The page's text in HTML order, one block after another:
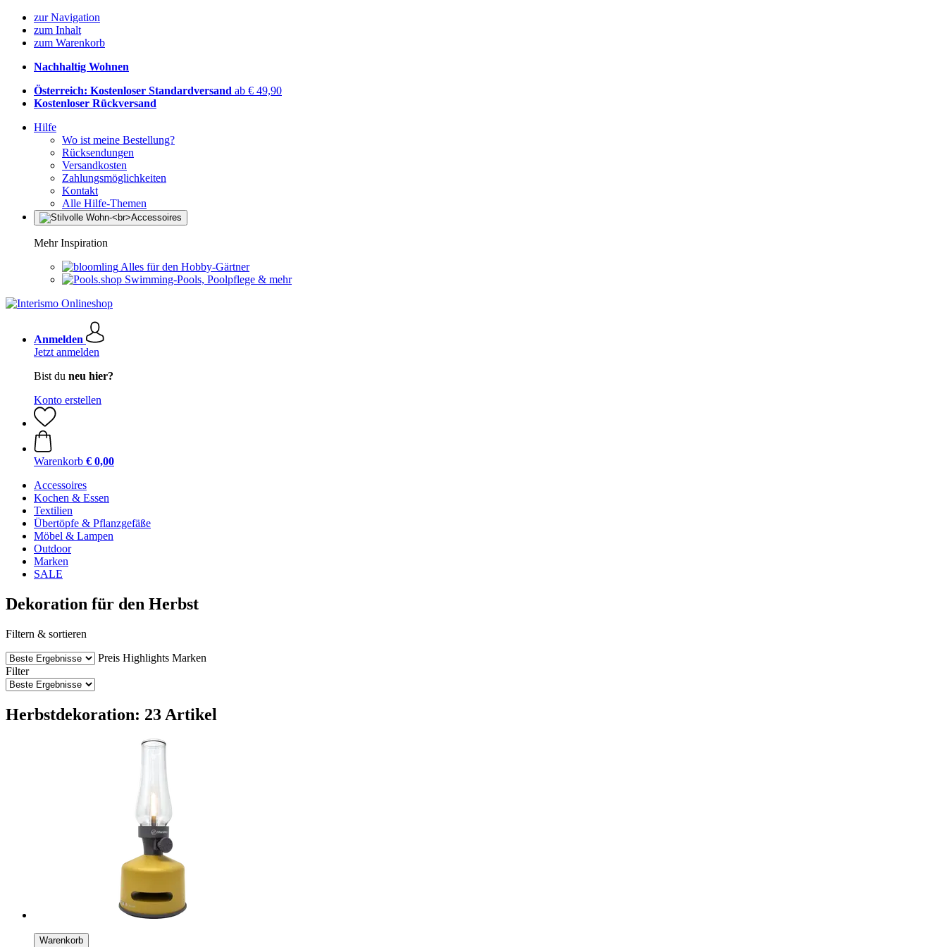
zur Navigation
zum Inhalt
zum Warenkorb
Nachhaltig Wohnen
Österreich: Kostenloser Standardversand ab € 49,90
Kostenloser Rückversand
Hilfe
Wo ist meine Bestellung?
Rücksendungen
Versandkosten
Zahlungsmöglichkeiten
Kontakt
Alle Hilfe-Themen
Mehr Inspiration
Alles für den Hobby-Gärtner
Swimming-Pools, Poolpflege & mehr
Anmelden
Jetzt anmelden
Bist du neu hier?
Konto erstellen
Warenkorb € 0,00
Accessoires
Kochen & Essen
Textilien
Übertöpfe & Pflanzgefäße
Möbel & Lampen
Outdoor
Marken
SALE
Dekoration für den Herbst
Filtern & sortieren
Preis Highlights Marken
Filter
Herbstdekoration: 23 Artikel
Warenkorb